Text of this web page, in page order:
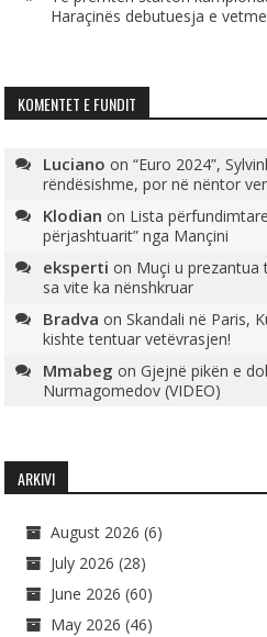
Haraçinës debutuesja e vetme
KOMENTET E FUNDIT
Luciano on“Euro 2024”,
rëndësishme, por në nëntor
Klodian on Lista
përjashtuarit” nga Mançini
eksperti on Muçi u prezantua
sa vite ka nënshkruar
Bradva onSkandali në Paris,
kishte tentuar vetëvrasjen!
Mmabeg onGjejnë pikën e
Nurmagomedov (VIDEO)
ARKIVI
August 2026 (6)
July 2026 (28)
June 2026 (60)
May 2026 (46)